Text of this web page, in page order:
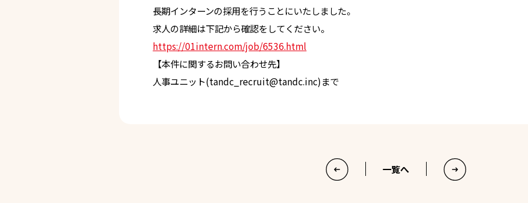
長期インターンの採用を行うことにいたしました。
求人の詳細は下記から確認をしてください。
https://01intern.com/job/6536.html
【本件に関するお問い合わせ先】
人事ユニット(tandc_recruit@tandc.inc)まで
一覧へ